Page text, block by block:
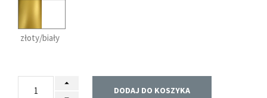
złoty/biały
DODAJ DO KOSZYKA